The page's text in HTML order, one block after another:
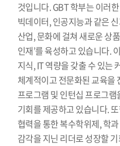
것입니다. GBT 학부는 이러
빅데이터, 인공지능과 같은
산업, 문화에 걸쳐 새로운 상
인재’를 육성하고 있습니다.
지식, IT 역량을 갖출 수 있는
체계적이고 전문화된 교육을
프로그램 및 인턴십 프로그
기회를 제공하고 있습니다.
협력을 통한 복수학위제, 학
감각을 지닌 리더로 성장할